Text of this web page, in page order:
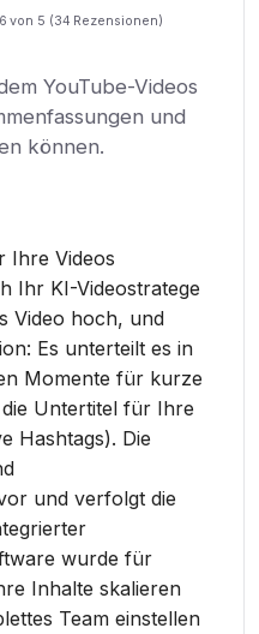
von 5 (34 Rezensionen)
YouTube-Videos
und
können.
Ihre Videos
Ihr KI-Videostratege
Video hoch, und
Es unterteilt es in
Momente für kurze
Untertitel für Ihre
Hashtags). Die
und verfolgt die
wurde für
Inhalte skalieren
Team einstellen